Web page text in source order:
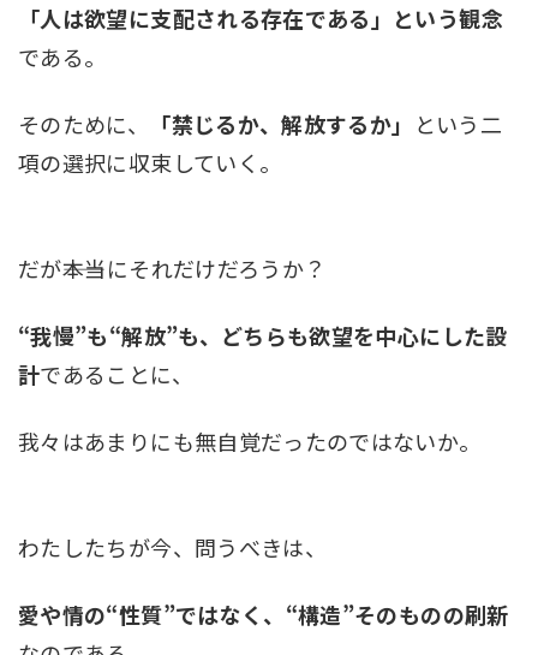
「人は欲望に支配される存在である」という観念
である。
そのために、 「禁じるか、解放するか」 という二
項の選択に収束していく。
だが――本当にそれだけだろうか？
“我慢”も“解放”も、どちらも欲望を中心にした設
計であることに、
我々はあまりにも無自覚だったのではないか。
わたしたちが今、問うべきは、
愛や情の“性質”ではなく、“構造”そのものの刷新